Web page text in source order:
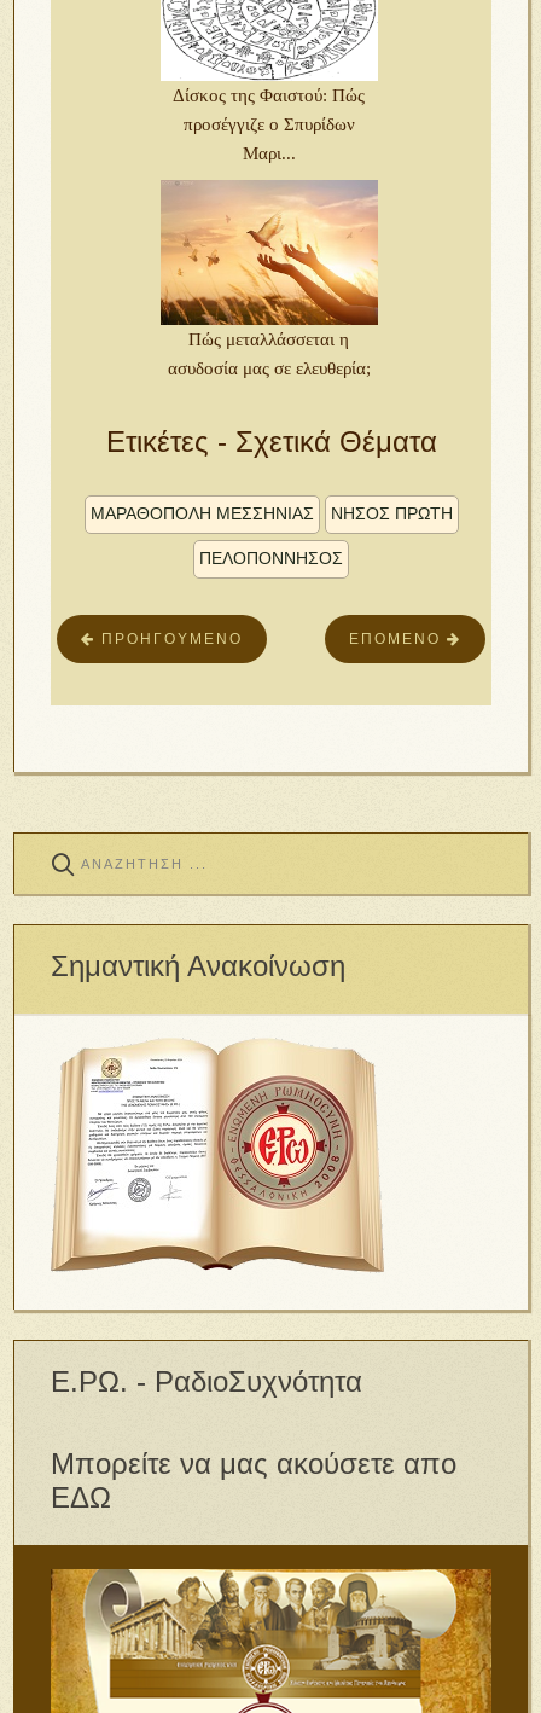
Δίσκος της Φαιστού: Πώς
προσέγγιζε ο Σπυρίδων
Μαρι...
Πώς μεταλλάσσεται η
ασυδοσία μας σε ελευθερία;
Ετικέτες - Σχετικά Θέματα
ΜΑΡΑΘΌΠΟΛΗ ΜΕΣΣΗΝΊΑΣ ΝΉΣΟΣ ΠΡΏΤΗ
ΠΕΛΟΠΟΝΝΗΣΟΣ
ΕΠΌΜΕΝΟ
ΠΡΟΗΓΟΎΜΕΝΟ
Σημαντική Ανακοίνωση
Ε.ΡΩ. - ΡαδιοΣυχνότητα
Μπορείτε να μας ακούσετε απο
ΕΔΩ